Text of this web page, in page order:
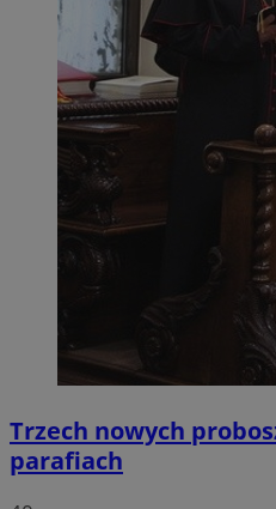
Trzech nowych
parafiach